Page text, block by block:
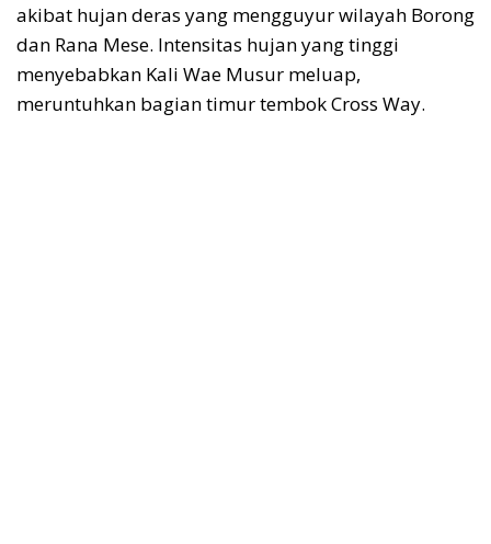
akibat hujan deras yang mengguyur wilayah Borong
dan Rana Mese. Intensitas hujan yang tinggi
menyebabkan Kali Wae Musur meluap,
meruntuhkan bagian timur tembok Cross Way.